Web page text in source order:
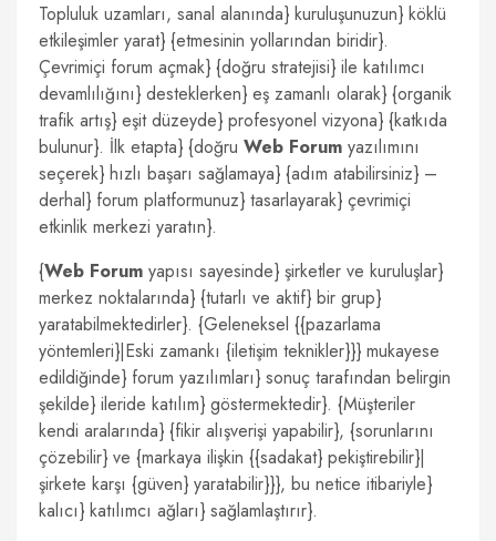
Topluluk uzamları, sanal alanında} kuruluşunuzun} köklü
etkileşimler yarat} {etmesinin yollarından biridir}.
Çevrimiçi forum açmak} {doğru stratejisi} ile katılımcı
devamlılığını} desteklerken} eş zamanlı olarak} {organik
trafik artış} eşit düzeyde} profesyonel vizyona} {katkıda
bulunur}. İlk etapta} {doğru Web Forum yazılımını
seçerek} hızlı başarı sağlamaya} {adım atabilirsiniz} –
derhal} forum platformunuz} tasarlayarak} çevrimiçi
etkinlik merkezi yaratın}.
{Web Forum yapısı sayesinde} şirketler ve kuruluşlar}
merkez noktalarında} {tutarlı ve aktif} bir grup}
yaratabilmektedirler}. {Geleneksel {{pazarlama
yöntemleri}|Eski zamankı {iletişim teknikler}}} mukayese
edildiğinde} forum yazılımları} sonuç tarafından belirgin
şekilde} ileride katılım} göstermektedir}. {Müşteriler
kendi aralarında} {fikir alışverişi yapabilir}, {sorunlarını
çözebilir} ve {markaya ilişkin {{sadakat} pekiştirebilir}|
şirkete karşı {güven} yaratabilir}}}, bu netice itibariyle}
kalıcı} katılımcı ağları} sağlamlaştırır}.